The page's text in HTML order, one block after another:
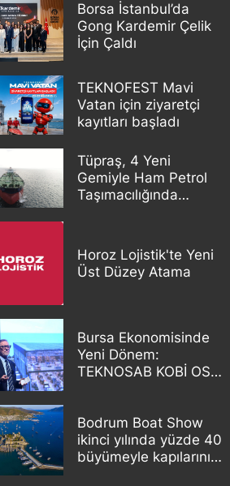
Borsa İstanbul’da
Gong Kardemir Çelik
İçin Çaldı
TEKNOFEST Mavi
Vatan için ziyaretçi
kayıtları başladı
Tüpraş, 4 Yeni
Gemiyle Ham Petrol
Taşımacılığında
Horoz Lojistik'te Yeni
Üst Düzey Atama
Bursa Ekonomisinde
Yeni Dönem:
TEKNOSAB KOBİ OSB
Bodrum Boat Show
ikinci yılında yüzde 40
büyümeyle kapılarını